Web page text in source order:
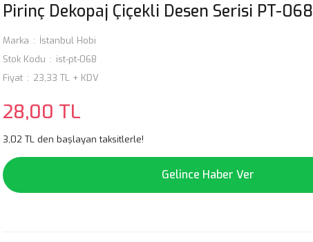
Pirinç Dekopaj Çiçekli Desen Serisi PT-068
Marka
İstanbul Hobi
Stok Kodu
ist-pt-068
Fiyat
23,33 TL + KDV
28,00 TL
3,02 TL den başlayan taksitlerle!
Gelince Haber Ver